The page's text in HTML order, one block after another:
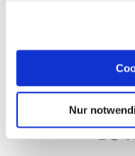
Cookies, wenn Sie
Nur